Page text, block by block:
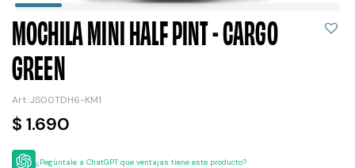
MOCHILA MINI HALF PINT - CARGO
GREEN
JS00TDH6-KM1
$ 1.690
¿Pegúntale a ChatGPT que ventajas tiene este producto?